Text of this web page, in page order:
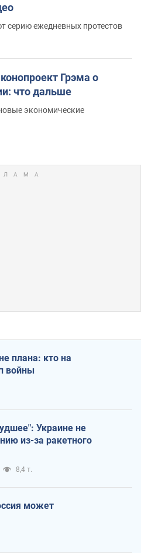
серию ежедневных протестов
Грэма о
что дальше
экономические
плана: кто на
войны
Украине не
из-за ракетного
8,4 т.
может